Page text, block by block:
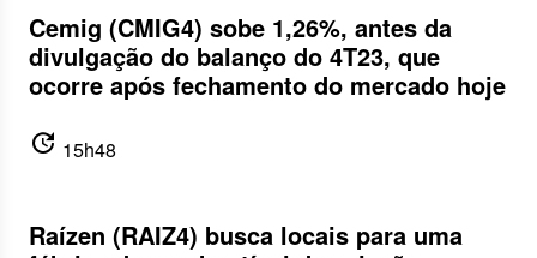
Cemig (CMIG4) sobe 1,26%, antes da
divulgação do balanço do 4T23, que
ocorre após fechamento do mercado hoje
update 15h48
Raízen (RAIZ4) busca locais para uma